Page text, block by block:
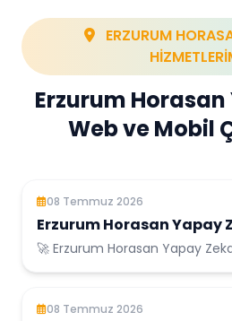
ERZURUM
Erzurum
Web ve Mobil
08 Temmuz 2026
Erzurum Horasan Yapay
🚀 Erzurum Horasan Yapay
08 Temmuz 2026